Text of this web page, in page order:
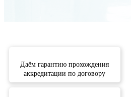
Даём гарантию прохождения
аккредитации по договору